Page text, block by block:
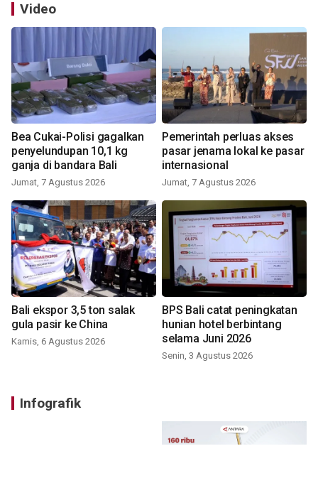
Video
Bea Cukai-Polisi gagalkan
penyelundupan 10,1 kg
ganja di bandara Bali
Jumat, 7 Agustus 2026
Pemerintah perluas akses
pasar jenama lokal ke pasar
internasional
Jumat, 7 Agustus 2026
Bali ekspor 3,5 ton salak
gula pasir ke China
Kamis, 6 Agustus 2026
BPS Bali catat peningkatan
hunian hotel berbintang
selama Juni 2026
Senin, 3 Agustus 2026
Infografik